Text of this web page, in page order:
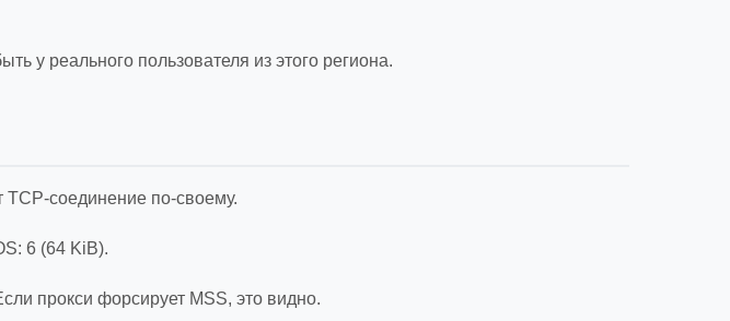
у реального пользователя из этого региона.
соединение по-своему.
6 (64 KiB).
прокси форсирует MSS, это видно.